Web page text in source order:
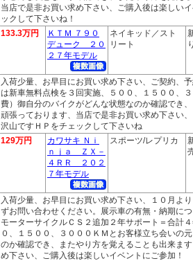
当店で是非お買い求め下さい、ご購入後は楽しい
ックして下さいね！
133.3万円
ＫＴＭ ７９０
デューク ２０
２７年モデル
ネイキッド／スト
リート
入荷少量、お早目にお買い求め下さい、ご契約、
は新車無料点検を３回実施、５００、１５００、
費）御自分のバイクがどんな状態なのか確認でき
頑張っております、当店で是非お買い求め下さい
沢山ですＨＰをチェックして下さいね
129万円
カワサキ Ｎｉ
ｎｊａ ＺＸ－
４ＲＲ ２０２
７年モデル
スポーツ/レプリカ
入荷少量、お早目にお買い求め下さい、１０月よ
ずお問い合わせください。展示車の有無・納期に
モーターサイクルＣＳ２追加２年サポート＝合計
０、１５００、３０００ＫＭとお客様立ち会いの
のか確認でき、またやり方を覚えることも出来ま
め下さい、ご購入後は楽しいイベントにご参加！